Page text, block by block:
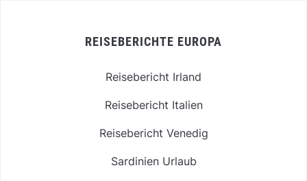
REISEBERICHTE EUROPA
Reisebericht Irland
Reisebericht Italien
Reisebericht Venedig
Sardinien Urlaub